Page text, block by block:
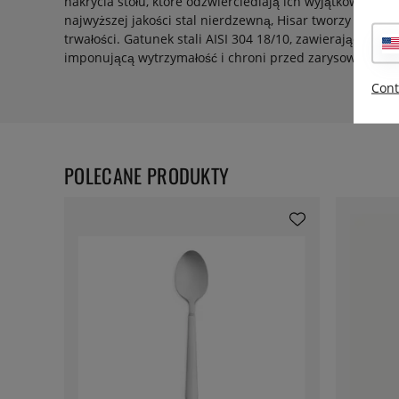
najwyższej jakości stal nierdzewną, Hisar tworzy
trwałości. Gatunek stali AISI 304 18/10, zawierający
imponującą wytrzymałość i chroni przed
POLECANE PRODUKTY